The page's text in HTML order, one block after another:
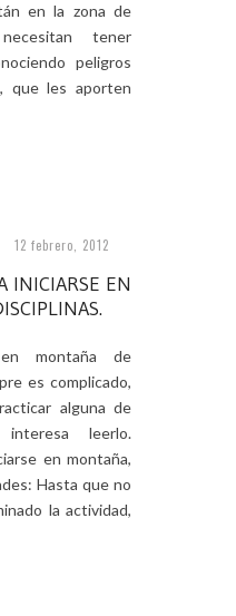
en la zona de
tener
peligros
que les aporten
12 febrero, 2012
INICIARSE EN
montaña de
es complicado,
alguna de
leerlo.
en montaña,
Hasta que no
la actividad,